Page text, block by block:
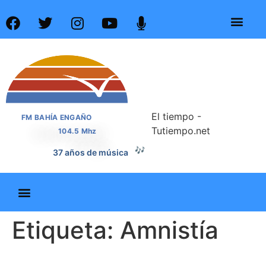
FM BAHÍA ENGAÑO
104.5 Mhz
37 años de música 🎶
El tiempo -
Tutiempo.net
Etiqueta: Amnistía